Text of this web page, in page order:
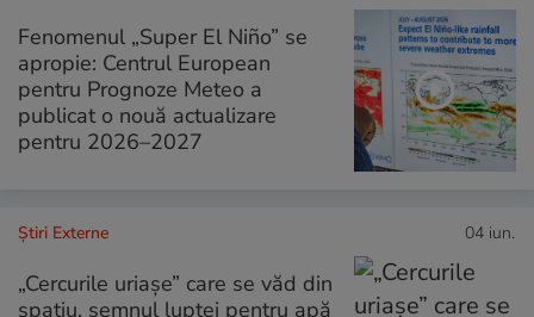
Fenomenul „Super El Niño” se
apropie: Centrul European
pentru Prognoze Meteo a
publicat o nouă actualizare
pentru 2026–2027
Știri Externe 04 iun.
„Cercurile uriașe” care se văd din
spațiu, semnul luptei pentru apă